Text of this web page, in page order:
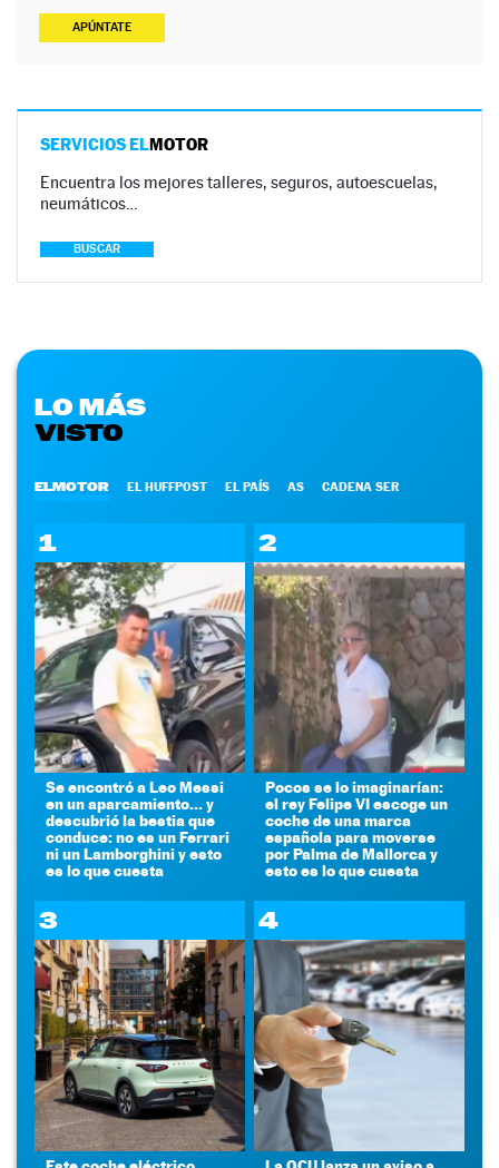
APÚNTATE
SERVICIOS ELMOTOR
Encuentra los mejores talleres, seguros, autoescuelas,
neumáticos…
BUSCAR
LO MÁS
VISTO
ELMOTOR EL HUFFPOST EL PAÍS AS CADENA SER
1
Se encontró a Leo Messi
en un aparcamiento... y
descubrió la bestia que
conduce: no es un Ferrari
ni un Lamborghini y esto
es lo que cuesta
2
Pocos se lo imaginarían:
el rey Felipe VI escoge un
coche de una marca
española para moverse
por Palma de Mallorca y
esto es lo que cuesta
3 4